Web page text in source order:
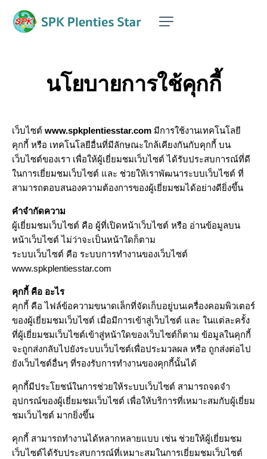
นโยบายการใช้คุกกี้
เว็บไซต์ www.spkplentiesstar.com มีการใช้งานเทคโนโลยี
คุกกี้ หรือ เทคโนโลยีอื่นที่มีลักษณะใกล้เคียงกันกับคุกกี้ บน
เว็บไซต์ของเรา เพื่อให้ผู้เยี่ยมชมเว็บไซต์ ได้รับประสบการณ์ที่ดี
ในการเยี่ยมชมเว็บไซต์ และ ช่วยให้เราพัฒนาระบบเว็บไซต์ ที่
สามารถตอบสนองความต้องการของผู้เยี่ยมชมได้อย่างดียิ่งขึ้น
คำจำกัดความ
ผู้เยี่ยมชมเว็บไซต์ คือ ผู้ที่เปิดหน้าเว็บไซต์ หรือ อ่านข้อมูลบน
หน้าเว็บไซต์ ไม่ว่าจะเป็นหน้าใดก็ตาม
ระบบเว็บไซต์ คือ ระบบการทำงานของเว็บไซต์
www.spkplentiesstar.com
คุกกี้ คือ อะไร
คุกกี้ คือ ไฟล์ข้อความขนาดเล็กที่จัดเก็บอยู่บนเครื่องคอมพิวเตอร์
ของผู้เยี่ยมชมเว็บไซต์ เมื่อมีการเข้าสู่เว็บไซต์ และ ในแต่ละครั้ง
ที่ผู้เยี่ยมชมเว็บไซต์เข้าสู่หน้าใดของเว็บไซต์ก็ตาม ข้อมูลในคุกกี้
จะถูกส่งกลับไปยังระบบเว็บไซต์เพื่อประมวลผล หรือ ถูกส่งต่อไป
ยังเว็บไซต์อื่นๆ ที่รองรับการทำงานของคุกกี้นั้นได้
คุกกี้มีประโยชน์ในการช่วยให้ระบบเว็บไซต์ สามารถจดจำ
อุปกรณ์ของผู้เยี่ยมชมเว็บไซต์ เพื่อให้บริการที่เหมาะสมกับผู้เยี่ยม
ชมเว็บไซต์ มากยิ่งขึ้น
คุกกี้ สามารถทำงานได้หลากหลายแบบ เช่น ช่วยให้ผู้เยี่ยมชม
เว็บไซต์ได้รับประสบการณ์ที่เหมาะสมในการเยี่ยมชมเว็บไซต์